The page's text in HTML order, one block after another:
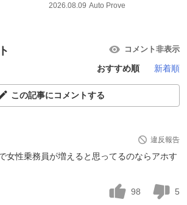
2026.08.09 Auto Prove
コメント非表示
おすすめ順 新着順
この記事にコメントする
違反報告
女性乗務員が増えると思ってるのならアホす
98 5